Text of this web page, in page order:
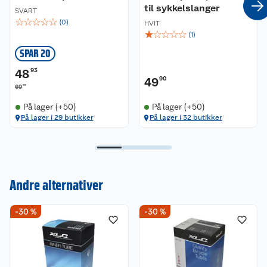
SVART
☆☆☆☆☆ (0)
SPAR 20
4893
6990
På lager (+50)
På lager i 29 butikker
til sykkelslanger
HVIT
☆☆☆☆☆ (1)
4990
På lager (+50)
På lager i 32 butikker
Andre alternativer
-30 % -30 %
Om oss
Nyheter
Kundeservice
Kontakt oss
Angre- og returrett